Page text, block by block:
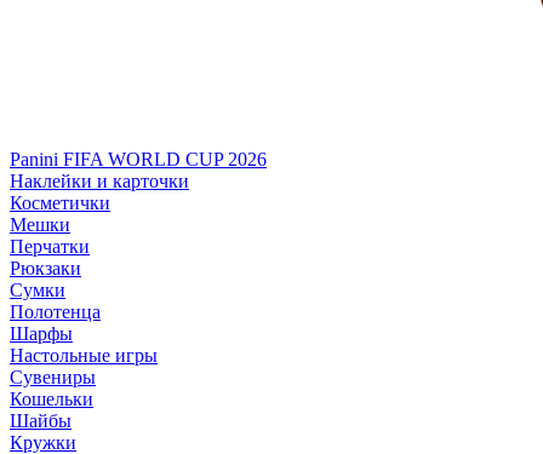
Panini FIFA WORLD CUP 2026
Наклейки и карточки
Косметички
Мешки
Перчатки
Рюкзаки
Сумки
Полотенца
Шарфы
Настольные игры
Сувениры
Кошельки
Шайбы
Кружки